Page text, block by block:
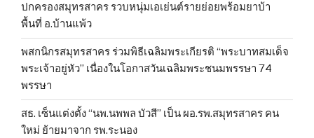
ปกครองสมุทรสาคร รวบหนุ่มเอเย่นต์รายย่อยพร้อมยาบ้า
พื้นที่ อ.บ้านแพ้ว
พสกนิกรสมุทรสาคร ร่วมพิธีเฉลิมพระเกียรติ “พระบาทสมเด็จ
พระเจ้าอยู่หัว” เนื่องในโอกาสวันเฉลิมพระชนมพรรษา 74
พรรษา
สธ. เซ็นแต่งตั้ง “นพ.นพพล บัวสี” เป็น ผอ.รพ.สมุทรสาคร คน
ใหม่ ย้ายมาจาก รพ.ระนอง